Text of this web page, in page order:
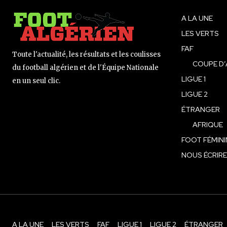
Toute l'actualité, les résultats et les coulisses
du football algérien et de l'Équipe Nationale
en un seul clic.
A LA UNE
LES VERTS
FAF
COUPE
LIGUE 1
LIGUE 2
ÉTRANGER
AFRIQUE
FOOT
NOUS ÉCRIRE
A LA UNE LES VERTS FAF LIGUE 1 LIGUE 2 ÉTRANGER